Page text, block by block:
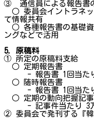
③ 通信員による報告書
○ 委員会イントラネッ
て情報共有
○ 各種報告書の基礎資
ングなどで活用
5. 原稿料
① 所定の原稿料支給
○ 定期報告書
- 報告書 1回当たり
○ 随時報告書
- 報告書 1回当たり
○ 定期の動向把握記事
- 記事件当たり 3万
② 委員会で発刊する『